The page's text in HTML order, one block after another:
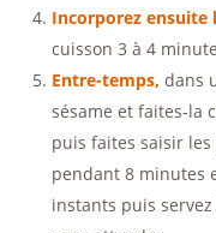
Incorporez ensuite
cuisson 3 à 4
Entre-temps, dans
sésame et faites-la
puis faites saisir les
pendant 8 minutes
instants puis